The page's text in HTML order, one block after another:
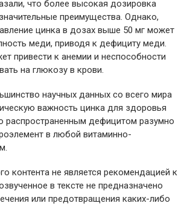
что более высокая дозировка
преимущества. Однако,
цинка в дозах выше 50 мг может
меди, приводя к дефициту меди.
привести к анемии и неспособности
на глюкозу в крови.
научных данных со всего мира
важность цинка для здоровья
распространенным дефицитом разумно
в любой витаминно-
контента не является рекомендацией к
в тексте не предназначено
или предотвращения каких-либо